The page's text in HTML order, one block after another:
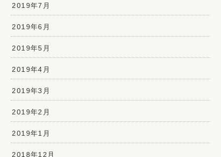
2019年7月
2019年6月
2019年5月
2019年4月
2019年3月
2019年2月
2019年1月
2018年12月